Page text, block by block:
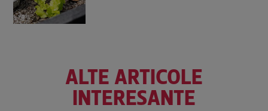
ALTE ARTICOLE
INTERESANTE